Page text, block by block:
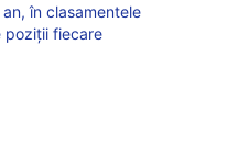
în clasamentele
poziții fiecare